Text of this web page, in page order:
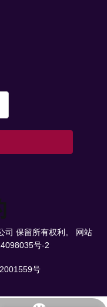
司 保留所有权利。 网站
号-2
号